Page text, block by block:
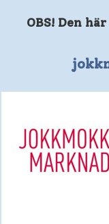
OBS! Den